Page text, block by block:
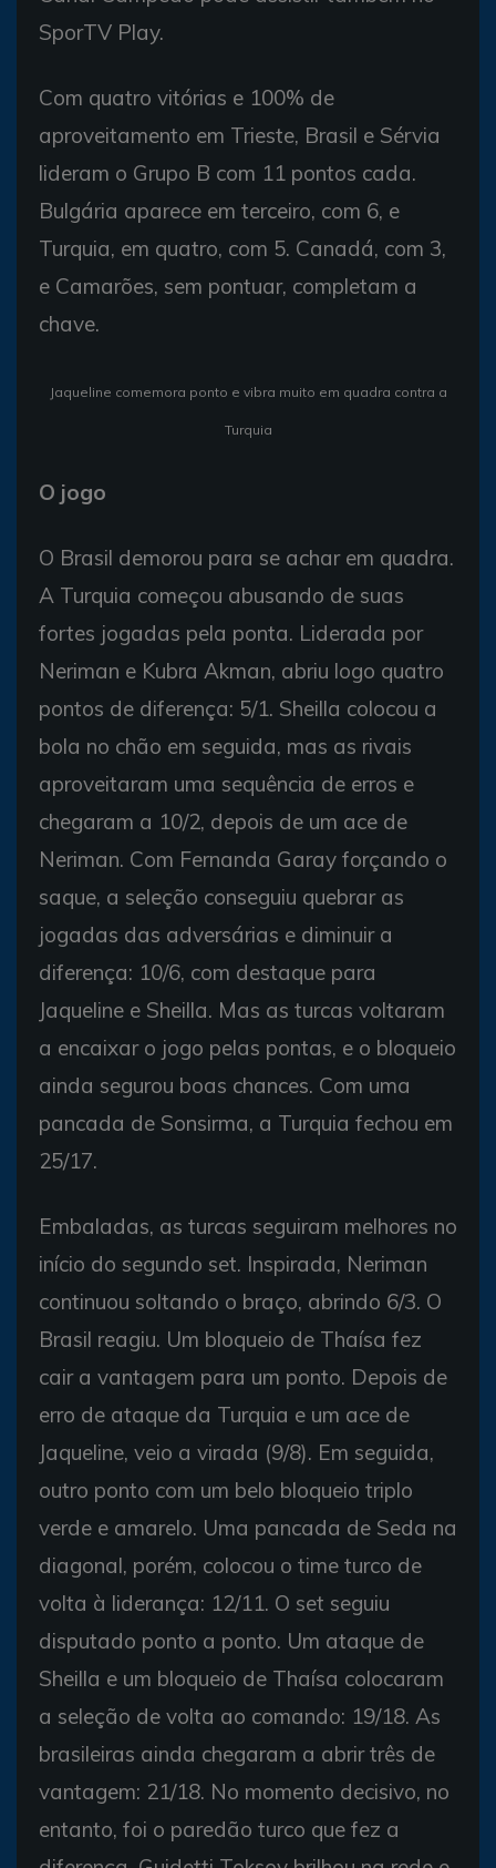
SporTV Play.
Com quatro vitórias e 100% de
aproveitamento em Trieste, Brasil e Sérvia
lideram o Grupo B com 11 pontos cada.
Bulgária aparece em terceiro, com 6, e
Turquia, em quatro, com 5. Canadá, com 3,
e Camarões, sem pontuar, completam a
chave.
Jaqueline comemora ponto e vibra muito em quadra contra a
Turquia
O jogo
O Brasil demorou para se achar em quadra.
A Turquia começou abusando de suas
fortes jogadas pela ponta. Liderada por
Neriman e Kubra Akman, abriu logo quatro
pontos de diferença: 5/1. Sheilla colocou a
bola no chão em seguida, mas as rivais
aproveitaram uma sequência de erros e
chegaram a 10/2, depois de um ace de
Neriman. Com Fernanda Garay forçando o
saque, a seleção conseguiu quebrar as
jogadas das adversárias e diminuir a
diferença: 10/6, com destaque para
Jaqueline e Sheilla. Mas as turcas voltaram
a encaixar o jogo pelas pontas, e o bloqueio
ainda segurou boas chances. Com uma
pancada de Sonsirma, a Turquia fechou em
25/17.
Embaladas, as turcas seguiram melhores no
início do segundo set. Inspirada, Neriman
continuou soltando o braço, abrindo 6/3. O
Brasil reagiu. Um bloqueio de Thaísa fez
cair a vantagem para um ponto. Depois de
erro de ataque da Turquia e um ace de
Jaqueline, veio a virada (9/8). Em seguida,
outro ponto com um belo bloqueio triplo
verde e amarelo. Uma pancada de Seda na
diagonal, porém, colocou o time turco de
volta à liderança: 12/11. O set seguiu
disputado ponto a ponto. Um ataque de
Sheilla e um bloqueio de Thaísa colocaram
a seleção de volta ao comando: 19/18. As
brasileiras ainda chegaram a abrir três de
vantagem: 21/18. No momento decisivo, no
entanto, foi o paredão turco que fez a